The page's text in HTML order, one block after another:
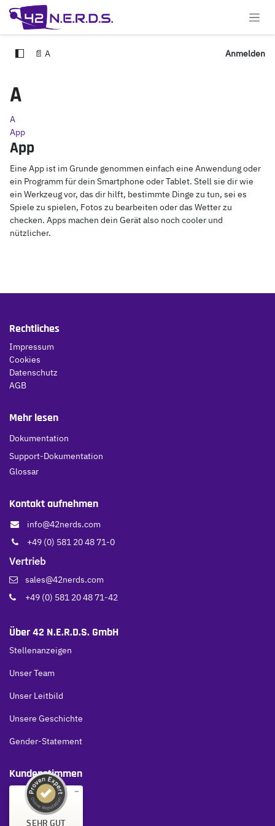
Zum Inhalt springen
📄 A Anmelden
A
A
App
App
Eine App ist im Grunde genommen einfach eine Anwendung oder
ein Programm für dein Smartphone oder Tablet. Stell sie dir wie
ein Werkzeug vor, das dir hilft, bestimmte Dinge zu tun, sei es
Spiele zu spielen, Fotos zu bearbeiten oder das Wetter zu
checken. Apps machen dein Gerät also noch cooler und
nützlicher.
Rechtliches
Impressum
Cookies
Datenschutz
AGB
Mehr lesen
Dokumentation
Support-Dokumentation
Glossar
Kontakt aufnehmen
info@42nerds.com
+49 (0) 581 20 48 71-0
Vertrieb
sales@42nerds.com
+49 (0) 581 20 48 71-42
Über 42 N.E.R.D.S. GmbH
Stellenanzeigen
Unser Team
Unser Leitbild
Unsere Geschichte
Gender-Statement
Kundenstimmen
SEHR GUT
Kundenbewertungen und Erfahrungen zu